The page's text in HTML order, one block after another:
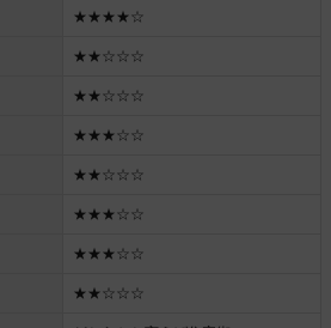
★★★★☆
★★☆☆☆
★★☆☆☆
★★★☆☆
★★☆☆☆
★★★☆☆
★★★☆☆
★★☆☆☆